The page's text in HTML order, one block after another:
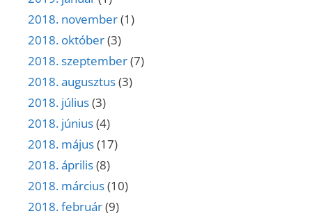
2018. november(1)
2018. október(3)
2018. szeptember(7)
2018. augusztus(3)
2018. július(3)
2018. június(4)
2018. május(17)
2018. április(8)
2018. március(10)
2018. február(9)